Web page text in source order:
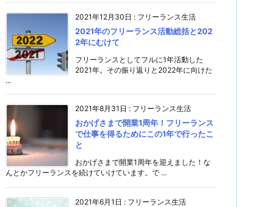
2021年12月30日 : フリーランス生活
2021年のフリーランス活動総括と202
2年にむけて
フリーランスとしてフルに1年活動した
2021年。その振り返りと2022年に向けた
...
2021年8月31日 : フリーランス生活
おかげさまで開業1周年！フリーランス
で仕事を得るためにこの1年で行ったこ
と
おかげさまで開業1周年を迎えました！な
んとかフリーランスを続けていけています。で ...
2021年6月1日 : フリーランス生活